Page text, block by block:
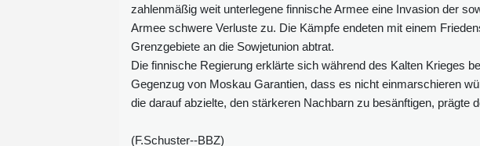
zahlenmäßig weit unterlegene finnische Armee eine Invasion der
Armee schwere Verluste zu. Die Kämpfe endeten mit einem
Grenzgebiete an die Sowjetunion abtrat.
Die finnische Regierung erklärte sich während des Kalten Krieges
Gegenzug von Moskau Garantien, dass es nicht einmarschieren
die darauf abzielte, den stärkeren Nachbarn zu besänftigen, prägte
(F.Schuster--BBZ)